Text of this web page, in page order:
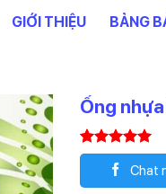
GIỚI THIỆU BẢNG
Ống
5.00trên 5
dựa trên
1
đánh giá
Chat